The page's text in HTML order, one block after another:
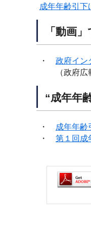
成年年齢引
「動画
・ 政府イ
（政府広報
“成年年
・
成年年
・ 第１回成